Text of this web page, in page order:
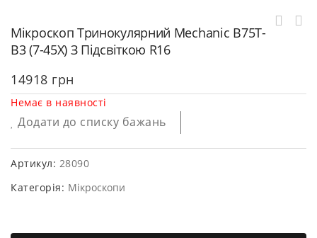
Мікроскоп Тринокулярний Mechanic B75T-
B3 (7-45X) З Підсвіткою R16
14918 грн
Немає в наявності
Додати до списку бажань
Артикул: 28090
Категорія: Мікроскопи